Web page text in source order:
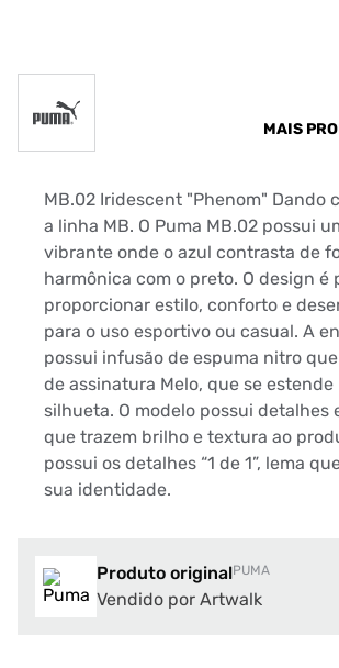
MAIS
MB.02 Iridescent "Phenom" Dando
a linha MB. O Puma MB.02 possui
vibrante onde o azul contrasta de
harmônica com o preto. O design é
proporcionar estilo, conforto e
para o uso esportivo ou casual. A
possui infusão de espuma nitro
de assinatura Melo, que se estende
silhueta. O modelo possui detalhes
que trazem brilho e textura ao
possui os detalhes “1 de 1”, lema
sua identidade.
Produto originalPUMA
Vendido por Artwalk